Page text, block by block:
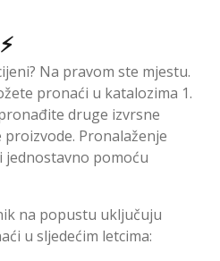
Na pravom ste mjestu.
pronaći u katalozima 1.
druge izvrsne
Pronalaženje
jednostavno pomoću
na popustu uključuju
u sljedećim letcima: